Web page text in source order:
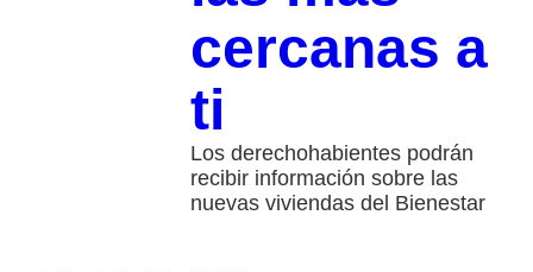
cercanas a
ti
Los derechohabientes podrán
recibir información sobre las
nuevas viviendas del Bienestar